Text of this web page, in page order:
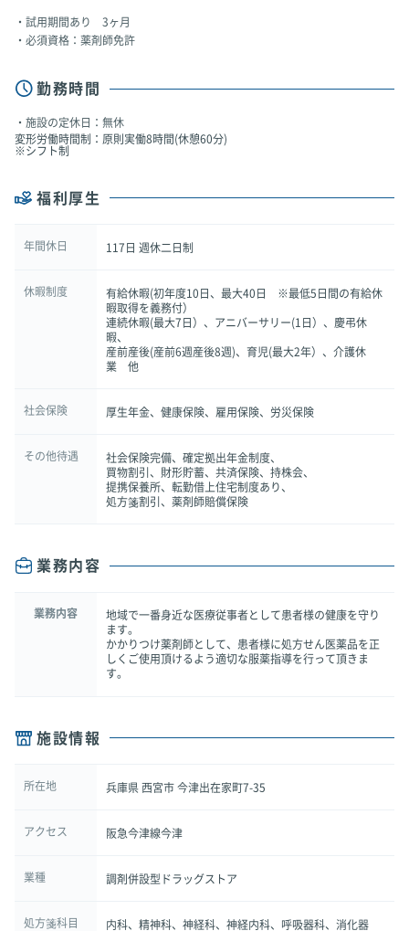
試用期間あり 3ヶ月
必須資格：薬剤師免許
勤務時間
施設の定休日：無休
変形労働時間制：原則実働8時間(休憩60分)
※シフト制
福利厚生
年間休日 117日 週休二日制
休暇制度
有給休暇(初年度10日、最大40日 ※最低5日間の有給休
暇取得を義務付）
連続休暇(最大7日）、アニバーサリー(1日）、慶弔休
暇、
産前産後(産前6週産後8週)、育児(最大2年）、介護休
業 他
社会保険 厚生年金、健康保険、雇用保険、労災保険
その他待遇
社会保険完備、確定拠出年金制度、
買物割引、財形貯蓄、共済保険、持株会、
提携保養所、転勤借上住宅制度あり、
処方箋割引、薬剤師賠償保険
業務内容
業務内容
地域で一番身近な医療従事者として患者様の健康を守り
ます。
かかりつけ薬剤師として、患者様に処方せん医薬品を正
しくご使用頂けるよう適切な服薬指導を行って頂きま
す。
施設情報
所在地 兵庫県 西宮市 今津出在家町7-35
アクセス 阪急今津線今津
業種 調剤併設型ドラッグストア
処方箋科目
内科、精神科、神経科、神経内科、呼吸器科、消化器